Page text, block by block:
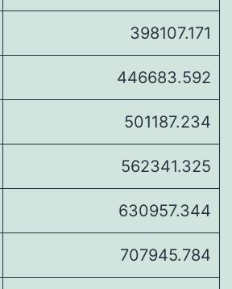
398107.171
446683.592
501187.234
562341.325
630957.344
707945.784